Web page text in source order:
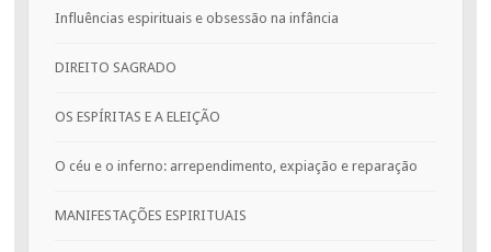
Influências espirituais e obsessão na infância
DIREITO SAGRADO
OS ESPÍRITAS E A ELEIÇÃO
O céu e o inferno: arrependimento, expiação e reparação
MANIFESTAÇÕES ESPIRITUAIS